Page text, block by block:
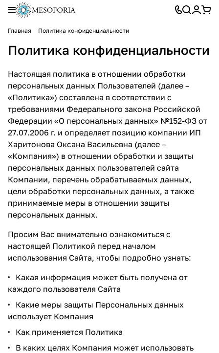
Главная Политика конфиденциальности
Политика конфиденциальности
Настоящая политика в отношении обработки
персональных данных Пользователей (далее –
«Политика») составлена в соответствии с
требованиями Федерального закона Российской
Федерации «О персональных данных» №152-ФЗ от
27.07.2006 г. и определяет позицию компании ИП
Харитонова Оксана Васильевна (далее –
«Компания») в отношении обработки и защиты
персональных данных пользователей сайта
Компании, перечень обрабатываемых данных,
цели обработки персональных данных, а также
принимаемые меры в отношении защиты
персональных данных.
Просим Вас внимательно ознакомиться с
настоящей Политикой перед началом
использования Сайта, чтобы подробно узнать:
Какая информация может быть получена от
каждого пользователя Cайта
Какие меры защиты Персональных данных
использует Компания
Как применяется Политика
В каких целях Компания может использовать